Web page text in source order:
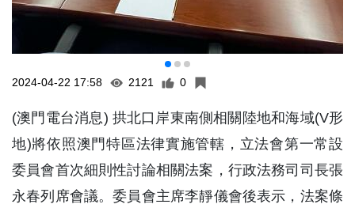
2024-04-22 17:58 2121 0
(澳門電台消息) 拱北口岸東南側相關陸地和海域(V形
地)將依照澳門特區法律實施管轄，立法會第一常設
委員會首次細則性討論相關法案，行政法務司司長張
永春列席會議。委員會主席李靜儀會後表示，法案條